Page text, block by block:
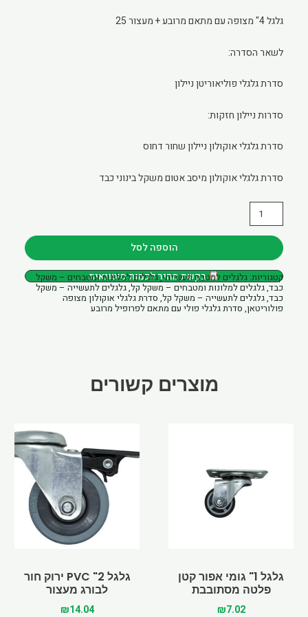
גלגל 4" מצופה עם מתאם מרובע + מעצור 25
לשאר הסדרה:
סדרת גלגלי פוליאוריטן ניילון
סדרות ניילון חזקות:
סדרת גלגלי אוקולון ניילון שחור דחוס
סדרת גלגלי אוקולון מיסב אטום משקל בינוני כבד
של
גלגל
4"
אוקולון
מצופה
פוליאוריטן
הוספה לסל
בקשת מחיר לכמות סיטונאית
קטגוריות: גלגלים למטבח תעשייתי,גלגלים למלונות ומטבחים – משקל
כבד,גלגלים למלונות ומטבחים – משקל קל,גלגלים לתעשייה – משקל
כבד,גלגלים לתעשייה – משקל קל, סדרת גלגלי אוקולון מצופה
פולוריטאן, סדרת גלגלי פולי עם מתאם לפרופיל מרובע
מוצרים קשורים
גלגל 1" גומי אפור קטן
פלטה מסתובבת
₪7.02
גלגל 2" PVC ירוק חור
לבורג מעצור
₪14.04